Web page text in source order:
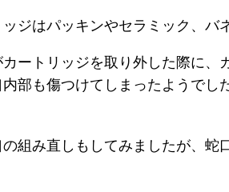
ジはパッキンやセラミック、バ
ートリッジを取り外した際に
部も傷つけてしまったようでした
組み直しもしてみましたが、蛇